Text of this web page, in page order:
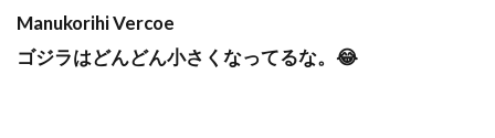
Manukorihi Vercoe
ゴジラはどんどん小さくなってるな。😂